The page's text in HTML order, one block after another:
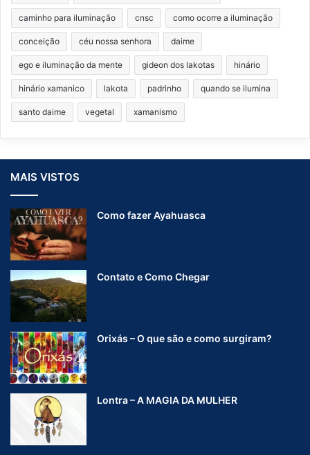
caminho para iluminação cnsc como ocorre a iluminação
conceição céu nossa senhora daime
ego e iluminação da mente gideon dos lakotas hinário
hinário xamanico lakota padrinho quando se ilumina
santo daime vegetal xamanismo
MAIS VISTOS
Como fazer Ayahuasca
Contato e Como Chegar
Orixás – O que são e como surgiram?
Lontra – A MAGIA DA MULHER